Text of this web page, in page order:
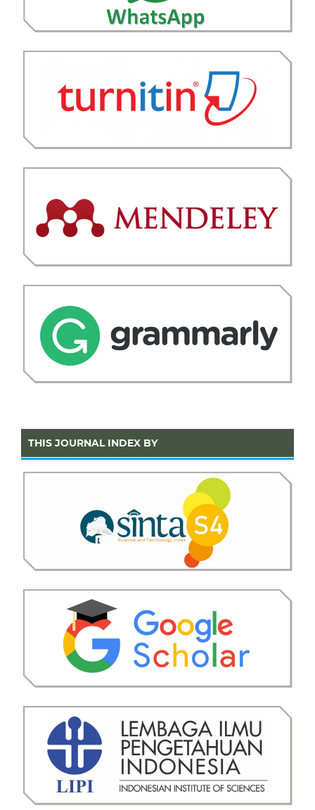
THIS JOURNAL INDEX BY